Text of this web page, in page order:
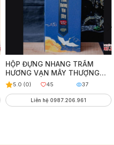
HỘP ĐỰNG NHANG TRẦM
HƯƠNG VẠN MÂY THƯỢNG
HẠNG
5.0 (0) 45 37
Liên hệ 0987.206.961